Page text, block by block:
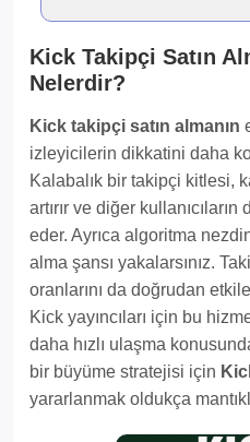
Kick Takipçi Satın
Nelerdir?
Kick takipçi satın almanın
izleyicilerin dikkatini daha
Kalabalık bir takipçi kitlesi,
artırır ve diğer
eder. Ayrıca algoritma
alma şansı yakalarsınız.
oranlarını da doğrudan
Kick yayıncıları için bu
daha hızlı ulaşma
bir büyüme stratejisi için
yararlanmak oldukça